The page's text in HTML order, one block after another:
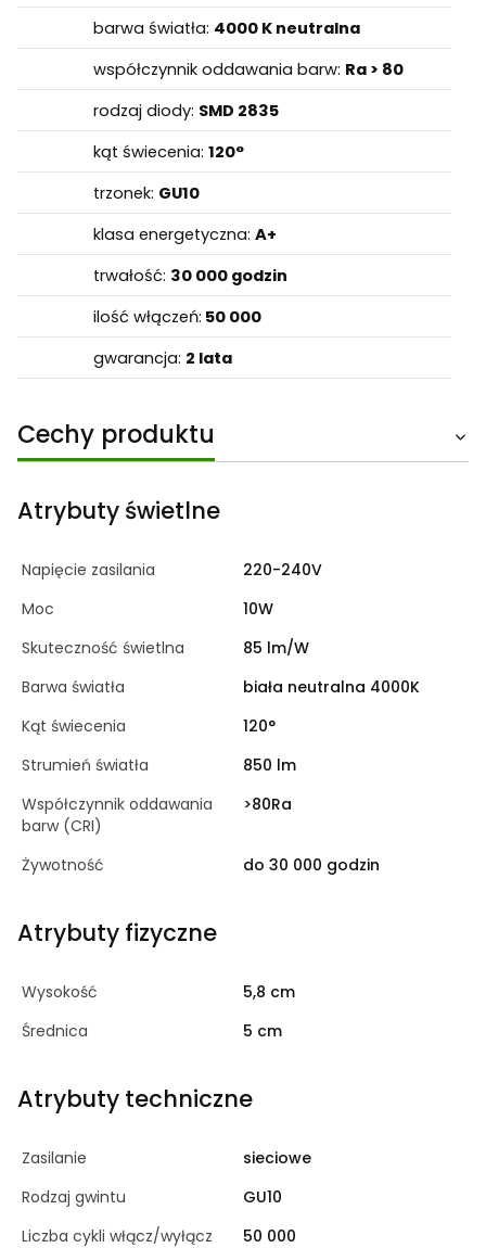
barwa światła: 4000 K neutralna
współczynnik oddawania barw: Ra > 80
rodzaj diody: SMD 2835
kąt świecenia: 120°
trzonek: GU10
klasa energetyczna: A+
trwałość: 30 000 godzin
ilość włączeń: 50 000
gwarancja: 2 lata
Cechy produktu
Atrybuty świetlne
Napięcie zasilania
220-240V
Moc
10W
Skuteczność świetlna
85 lm/W
Barwa światła
biała neutralna 4000K
Kąt świecenia
120°
Strumień światła
850 lm
Współczynnik oddawania
barw (CRI)
>80Ra
Żywotność do 30 000 godzin
Atrybuty fizyczne
Wysokość
5,8 cm
Średnica
5 cm
Atrybuty techniczne
Zasilanie
sieciowe
Rodzaj gwintu
GU10
Liczba cykli włącz/wyłącz
50 000